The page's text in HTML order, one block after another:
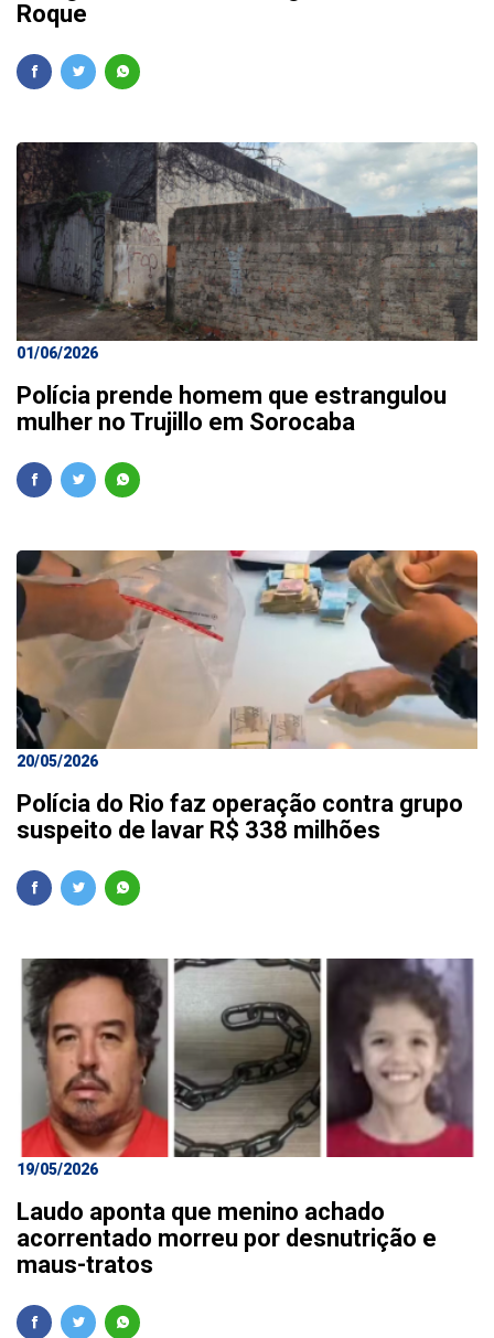
Roque
01/06/2026
Polícia prende homem que estrangulou
mulher no Trujillo em Sorocaba
20/05/2026
Polícia do Rio faz operação contra grupo
suspeito de lavar R$ 338 milhões
19/05/2026
Laudo aponta que menino achado
acorrentado morreu por desnutrição e
maus-tratos